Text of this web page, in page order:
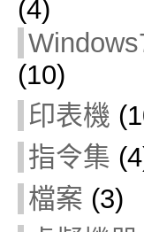
(4)
(10)
印表機
指令集
檔案 (3)